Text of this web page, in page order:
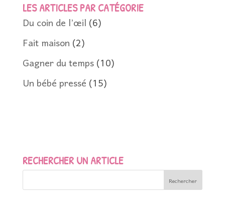
LES ARTICLES PAR CATÉGORIE
Du coin de l’œil(6)
Fait maison(2)
Gagner du temps(10)
Un bébé pressé(15)
RECHERCHER UN ARTICLE